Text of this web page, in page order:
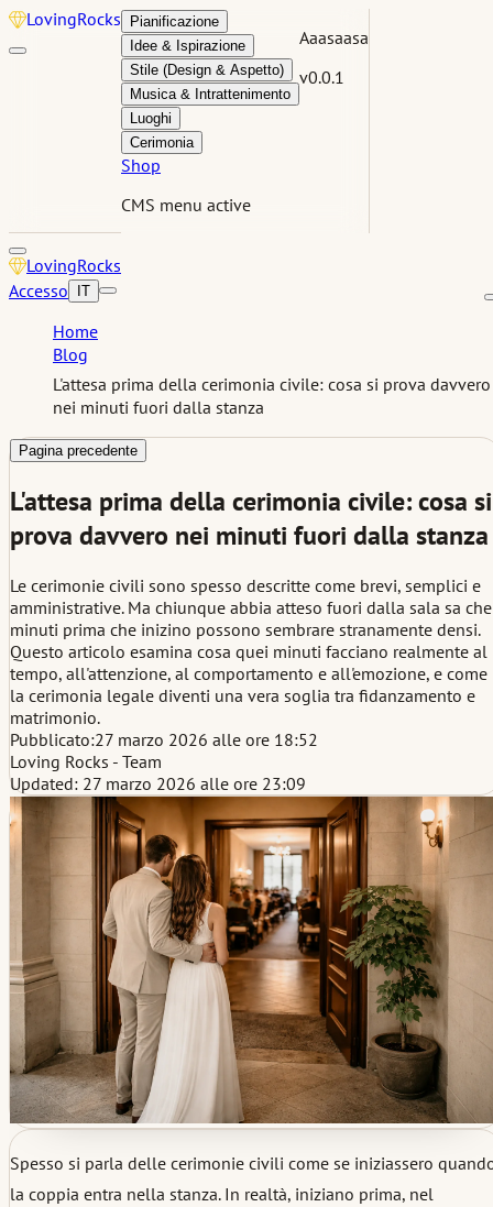
LovingRocks
Pianificazione
Idee & Ispirazione
Stile (Design & Aspetto)
Musica & Intrattenimento
Luoghi
Cerimonia
Shop
CMS menu active
Aaasaasa
v0.0.1
LovingRocks
Accesso
IT
Home
Blog
L'attesa prima della cerimonia civile: cosa si prova davvero
nei minuti fuori dalla stanza
Pagina precedente
L'attesa prima della cerimonia civile: cosa si
prova davvero nei minuti fuori dalla stanza
Le cerimonie civili sono spesso descritte come brevi, semplici e
amministrative. Ma chiunque abbia atteso fuori dalla sala sa
minuti prima che inizino possono sembrare stranamente densi.
Questo articolo esamina cosa quei minuti facciano realmente al
tempo, all'attenzione, al comportamento e all'emozione, e come
la cerimonia legale diventi una vera soglia tra fidanzamento e
matrimonio.
Pubblicato:27 marzo 2026 alle ore 18:52
Loving Rocks - Team
Updated: 27 marzo 2026 alle ore 23:09
Spesso si parla delle cerimonie civili come se iniziassero
la coppia entra nella stanza. In realtà, iniziano prima, nel